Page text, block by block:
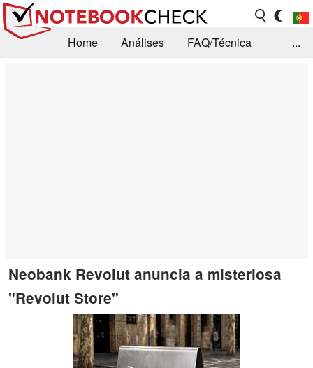
Home Análises
FAQ/Técnica
...
Neobank Revolut anuncia a misteriosa
"Revolut Store"